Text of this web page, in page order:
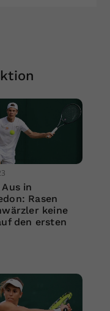
in
Rasen
keine
den ersten